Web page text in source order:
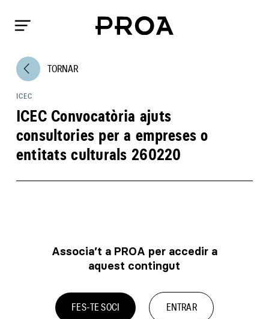
arrow_back_ios TORNAR
ICEC
ICEC Convocatòria ajuts
consultories per a empreses o
entitats culturals 260220
Associa’t a PROA per accedir a
aquest contingut
FES-TE SOCI ENTRAR